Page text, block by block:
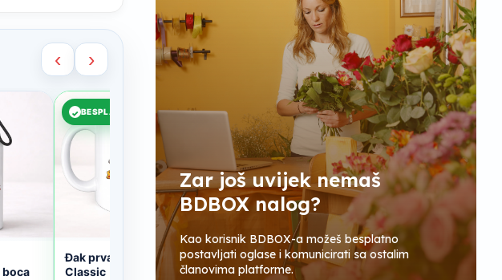
Zar još uvijek nemaš
BDBOX nalog?
Kao korisnik BDBOX-a možeš besplatno
postavljati oglase i komunicirati sa ostalim
članovima platforme.